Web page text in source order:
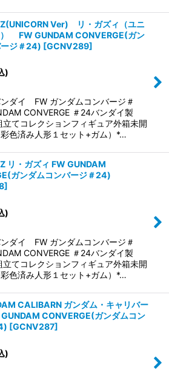
Ver) リ・ガズィ（ユニ
） FW GUNDAM CONVERGE(ガン
ジ＃24) [GCNV289]
)
ダイ FW ガンダムコンバージ＃
CONVERGE ＃24バンダイ製
立てコレクションフィギュア外箱未開
色済み人形１セット+ガム）*…
リ・ガズィ FW GUNDAM
ガンダムコンバージ＃24)
]
)
ダイ FW ガンダムコンバージ＃
CONVERGE ＃24バンダイ製
立てコレクションフィギュア外箱未開
色済み人形１セット+ガム）*…
CALIBARN ガンダム・キャリバー
CONVERGE(ガンダムコン
[GCNV287]
)